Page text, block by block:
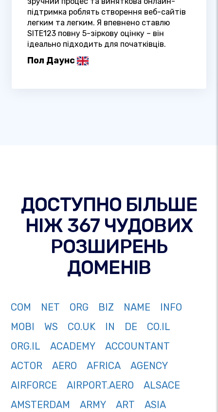
підтримка роблять створення веб-сайтів
легким та легким. Я впевнено ставлю
SITE123 повну 5-зіркову оцінку – він
ідеально підходить для початківців.
Пол Даунс
ДОСТУПНО БІЛЬШЕ
НІЖ 367 ЧУДОВИХ
РОЗШИРЕНЬ
ДОМЕНІВ
COM NET ORG BIZ NAME
INFO
MOBI
WS CO.UK IN DE
CO.IL
ORG.IL
ACADEMY
ACCOUNTANT
ACTOR
AERO AFRICA
AGENCY
AIRFORCE
AIRPORT.AERO
ALSACE
AMSTERDAM
ARMY ART
ASIA